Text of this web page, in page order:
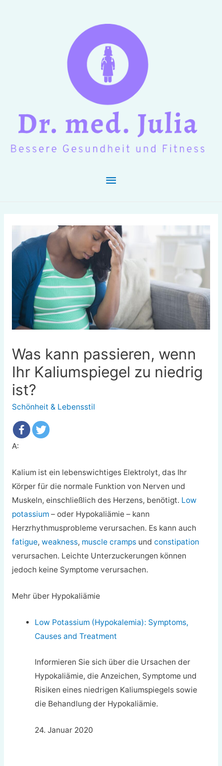
Hauptmenü
Was kann passieren, wenn
Ihr Kaliumspiegel zu niedrig
ist?
Schönheit & Lebensstil
A:
Kalium ist ein lebenswichtiges Elektrolyt, das Ihr
Körper für die normale Funktion von Nerven und
Muskeln, einschließlich des Herzens, benötigt. Low
potassium– oder Hypokaliämie – kann
Herzrhythmusprobleme verursachen. Es kann auch
fatigue, weakness, muscle crampsund constipation
verursachen. Leichte Unterzuckerungen können
jedoch keine Symptome verursachen.
Mehr über Hypokaliämie
Low Potassium (Hypokalemia): Symptoms,
Causes and Treatment
Informieren Sie sich über die Ursachen der
Hypokaliämie, die Anzeichen, Symptome und
Risiken eines niedrigen Kaliumspiegels sowie
die Behandlung der Hypokaliämie.
24. Januar 2020